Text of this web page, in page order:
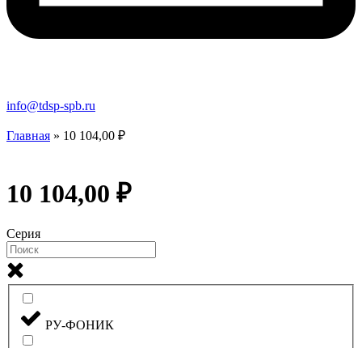
info@tdsp-spb.ru
Главная » 10 104,00 ₽
10 104,00 ₽
Серия
РУ-ФОНИК